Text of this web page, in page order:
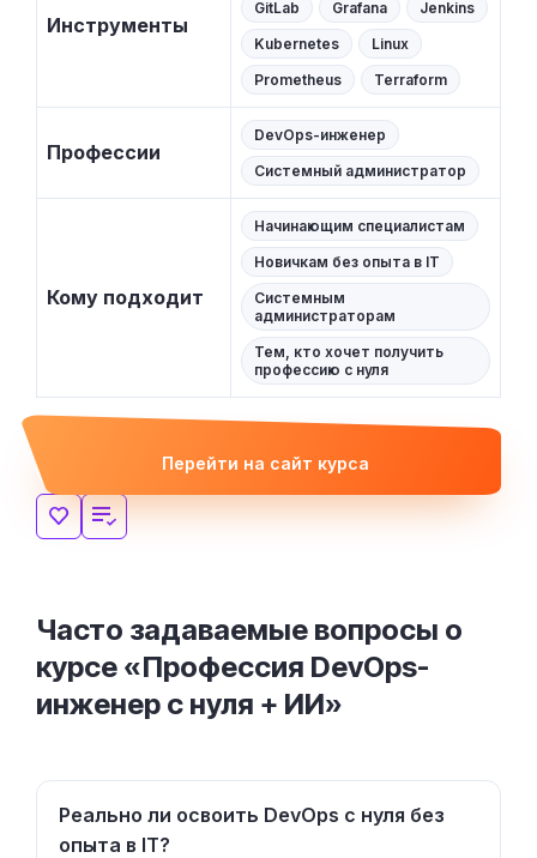
Инструменты
GitLab
Grafana
Jenkins
Kubernetes
Linux
Prometheus
Terraform
Профессии
DevOps-инженер
Системный администратор
Кому подходит
Начинающим специалистам
Новичкам без опыта в IT
Системным
администраторам
Тем, кто хочет получить
профессию с нуля
Перейти на сайт курса
Часто задаваемые вопросы о
курсе «Профессия DevOps-
инженер с нуля + ИИ»
Реально ли освоить DevOps с нуля без
опыта в IT?